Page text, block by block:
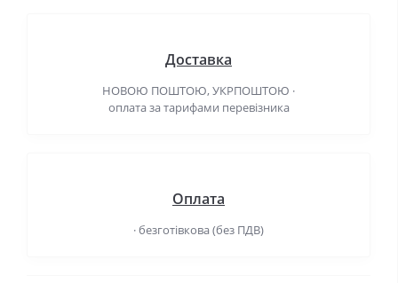
Доставка
НОВОЮ ПОШТОЮ, УКРПОШТОЮ ·
оплата за тарифами перевізника
Оплата
· безготівкова (без ПДВ)